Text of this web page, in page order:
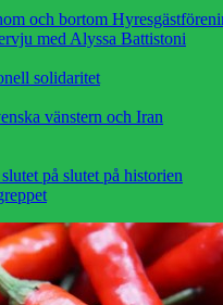
och bortom
med Alyssa Battistoni
solidaritet
vänstern och Iran
på slutet på historien